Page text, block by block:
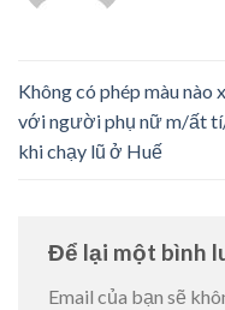
Không có phép màu nào
với người phụ nữ m/ất
khi chạy lũ ở Huế
Để lại một bình
Email của bạn sẽ